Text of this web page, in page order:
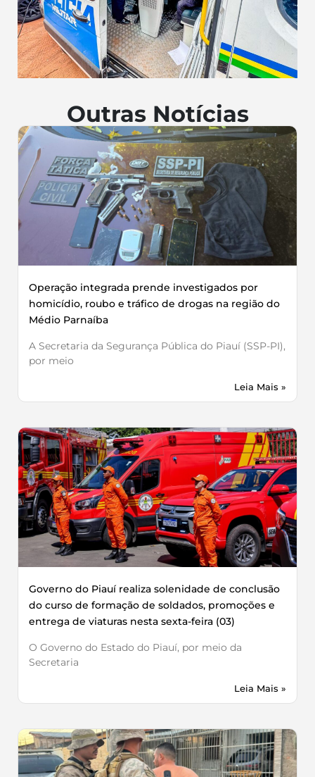
Outras Notícias
Operação integrada prende investigados por
homicídio, roubo e tráfico de drogas na região do
Médio Parnaíba
A Secretaria da Segurança Pública do Piauí (SSP-PI),
por meio
Leia Mais »
Governo do Piauí realiza solenidade de conclusão
do curso de formação de soldados, promoções e
entrega de viaturas nesta sexta-feira (03)
O Governo do Estado do Piauí, por meio da
Secretaria
Leia Mais »